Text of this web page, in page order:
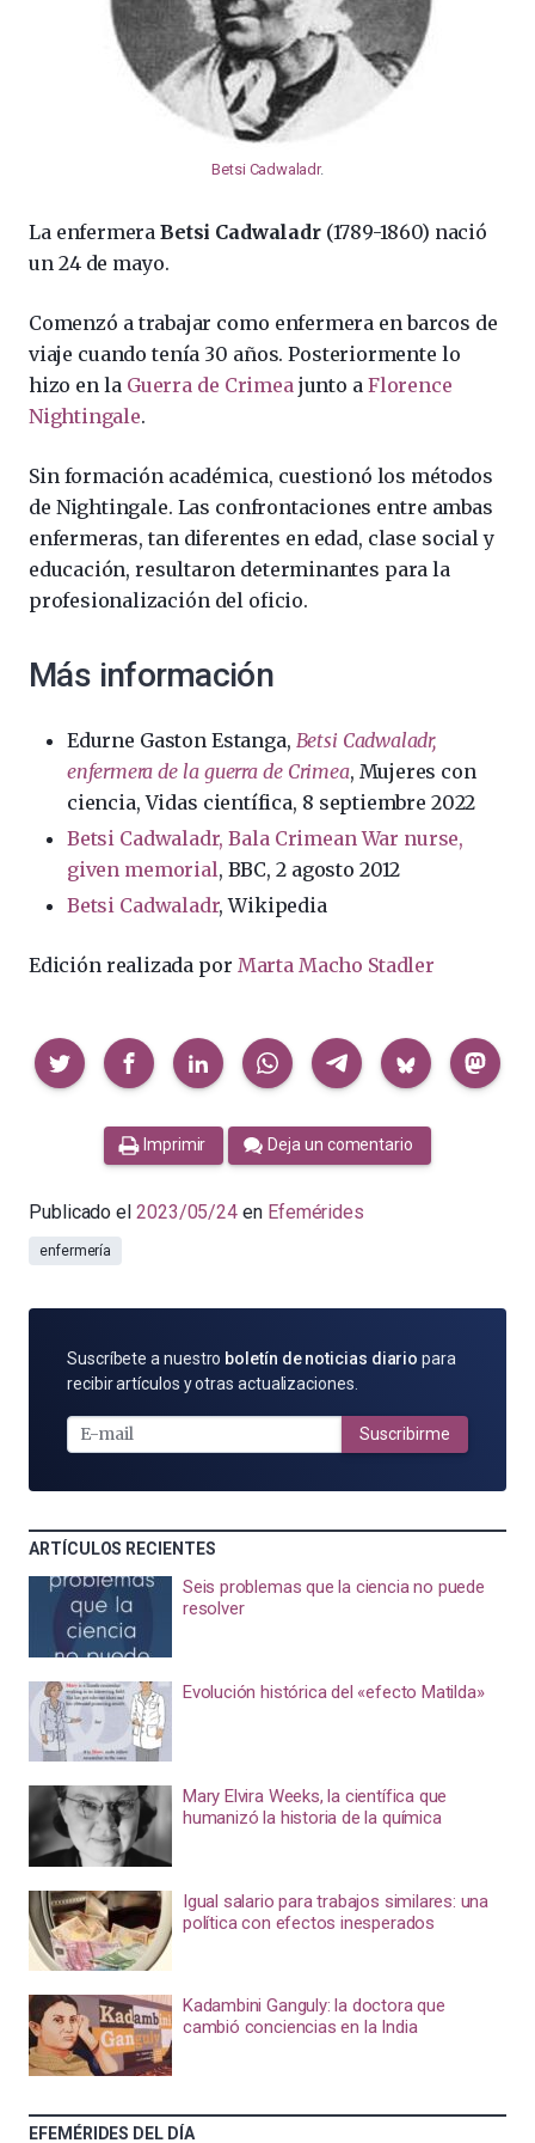
Betsi Cadwaladr.
La enfermeraBetsi Cadwaladr(1789-1860) nació
un 24 de mayo.
Comenzó a trabajar como enfermera en barcos de
viaje cuando tenía 30 años. Posteriormente lo
hizo en la Guerra de Crimeajunto aFlorence
Nightingale.
Sin formación académica, cuestionó los métodos
de Nightingale. Las confrontaciones entre ambas
enfermeras, tan diferentes en edad, clase social y
educación, resultaron determinantes para la
profesionalización del oficio.
Más información
Edurne Gaston Estanga, Betsi Cadwaladr,
enfermera de la guerra de Crimea, Mujeres con
ciencia, Vidas científica, 8 septiembre 2022
Betsi Cadwaladr, Bala Crimean War nurse,
given memorial, BBC, 2 agosto 2012
Betsi Cadwaladr, Wikipedia
Edición realizada por Marta Macho Stadler
Compartir
Imprimir Deja un comentario
Publicado el 2023/05/24 en Efemérides
enfermería
SUSCRÍBETE
POR
MAIL
Suscríbete a nuestro boletín de noticias diario para
recibir artículos y otras actualizaciones.
Suscribirme
ARTÍCULOS RECIENTES
Seis problemas que la ciencia no puede
resolver
Evolución histórica del «efecto Matilda»
Mary Elvira Weeks, la científica que
humanizó la historia de la química
Igual salario para trabajos similares: una
política con efectos inesperados
Kadambini Ganguly: la doctora que
cambió conciencias en la India
EFEMÉRIDES DEL DÍA